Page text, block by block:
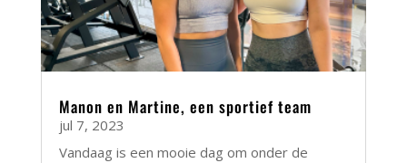
Manon en Martine, een sportief team
jul 7, 2023
Vandaag is een mooie dag om onder de